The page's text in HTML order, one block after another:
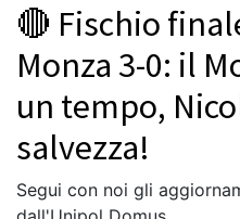
🔴 Fischio
Monza 3-0: il
un tempo,
salvezza!
Segui con noi gli